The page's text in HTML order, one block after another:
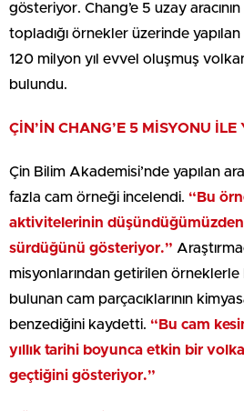
gösteriyor. Chang’e 5 uzay
topladığı örnekler üzerinde
120 milyon yıl evvel oluşmuş
bulundu.
ÇİN’İN CHANG’E 5 MİSYONU İLE
Çin Bilim Akademisi’nde yapılan
fazla cam örneği incelendi. “Bu
aktivitelerinin
sürdüğünü gösteriyor.”
misyonlarından getirilen örneklerle
bulunan cam parçacıklarının
benzediğini kaydetti. “Bu cam
yıllık tarihi boyunca etkin bir
geçtiğini gösteriyor.”